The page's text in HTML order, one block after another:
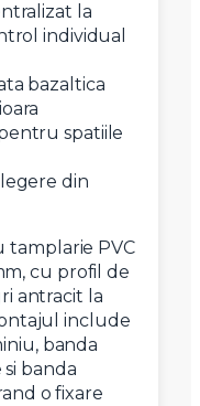
la
individual
bazaltica
spatiile
din
tamplarie PVC
cu profil de
antracit la
include
banda
banda
o fixare